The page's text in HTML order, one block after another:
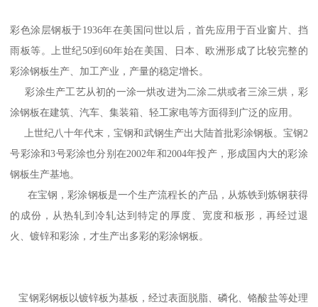
彩色涂层钢板于1936年在美国问世以后，首先应用于百业窗片、挡
雨板等。上世纪50到60年始在美国、日本、欧洲形成了比较完整的
彩涂钢板生产、加工产业，产量的稳定增长。
彩涂生产工艺从初的一涂一烘改进为二涂二烘或者三涂三烘，彩
涂钢板在建筑、汽车、集装箱、轻工家电等方面得到广泛的应用。
上世纪八十年代末，宝钢和武钢生产出大陆首批彩涂钢板。宝钢2
号彩涂和3号彩涂也分别在2002年和2004年投产，形成国内大的彩涂
钢板生产基地。
在宝钢，彩涂钢板是一个生产流程长的产品，从炼铁到炼钢获得
的成份，从热轧到冷轧达到特定的厚度、宽度和板形，再经过退
火、镀锌和彩涂，才生产出多彩的彩涂钢板。
宝钢彩钢板以镀锌板为基板，经过表面脱脂、磷化、铬酸盐等处理